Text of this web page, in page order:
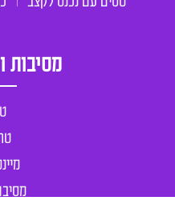
מסיבות